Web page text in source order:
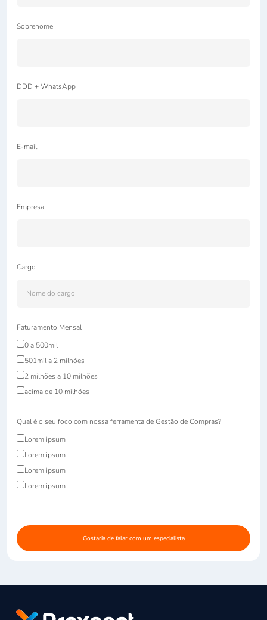
Sobrenome
DDD + WhatsApp
E-mail
Empresa
Cargo
Faturamento Mensal
0 a 500mil
501mil a 2 milhões
2 milhões a 10 milhões
acima de 10 milhões
Qual é o seu foco com nossa ferramenta de Gestão de Compras?
Lorem ipsum
Lorem ipsum
Lorem ipsum
Lorem ipsum
Gostaria de falar com um especialista